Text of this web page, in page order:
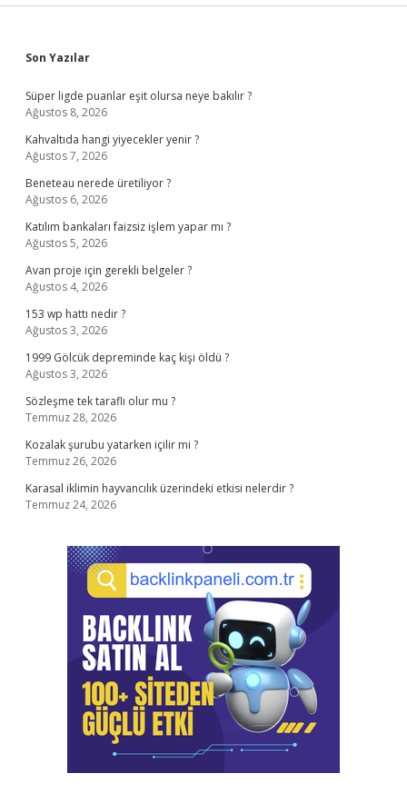
Sidebar
Son Yazılar
Süper ligde puanlar eşit olursa neye bakılır ?
Ağustos 8, 2026
Kahvaltıda hangi yiyecekler yenir ?
Ağustos 7, 2026
Beneteau nerede üretiliyor ?
Ağustos 6, 2026
Katılım bankaları faizsiz işlem yapar mı ?
Ağustos 5, 2026
Avan proje için gerekli belgeler ?
Ağustos 4, 2026
153 wp hattı nedir ?
Ağustos 3, 2026
1999 Gölcük depreminde kaç kişi öldü ?
Ağustos 3, 2026
Sözleşme tek taraflı olur mu ?
Temmuz 28, 2026
Kozalak şurubu yatarken içilir mi ?
Temmuz 26, 2026
Karasal iklimin hayvancılık üzerindeki etkisi nelerdir ?
Temmuz 24, 2026